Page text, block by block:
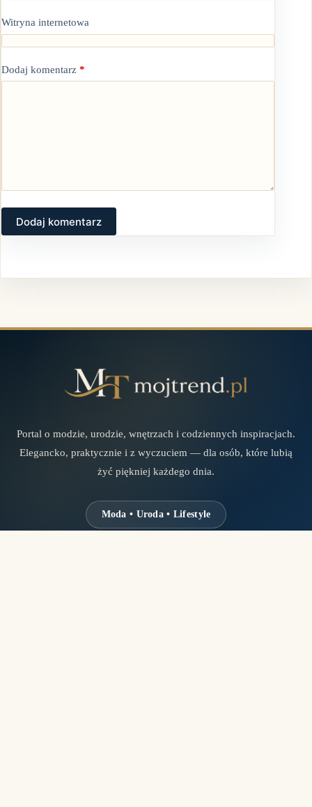
Witryna internetowa
Dodaj komentarz *
Dodaj komentarz
Portal o modzie, urodzie, wnętrzach i codziennych inspiracjach.
Elegancko, praktycznie i z wyczuciem — dla osób, które lubią
żyć piękniej każdego dnia.
Moda • Uroda • Lifestyle